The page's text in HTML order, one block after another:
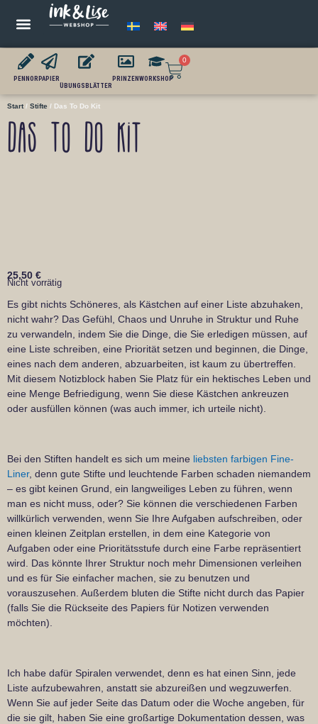
PENNOR PAPIER
ÜBUNGSBLÄTTER
PRINZEN WORKSHOP
0
Start/ Stifte / Das To Do Kit
Das To Do Kit
25,50 €
Nicht vorrätig
Es gibt nichts Schöneres, als Kästchen auf einer Liste abzuhaken,
nicht wahr? Das Gefühl, Chaos und Unruhe in Struktur und Ruhe
zu verwandeln, indem Sie die Dinge, die Sie erledigen müssen, auf
eine Liste schreiben, eine Priorität setzen und beginnen, die Dinge,
eines nach dem anderen, abzuarbeiten, ist kaum zu übertreffen.
Mit diesem Notizblock haben Sie Platz für ein hektisches Leben und
eine Menge Befriedigung, wenn Sie diese Kästchen ankreuzen
oder ausfüllen können (was auch immer, ich urteile nicht).
Bei den Stiften handelt es sich um meine liebsten farbigen Fine-
Liner, denn gute Stifte und leuchtende Farben schaden niemandem
– es gibt keinen Grund, ein langweiliges Leben zu führen, wenn
man es nicht muss, oder? Sie können die verschiedenen Farben
willkürlich verwenden, wenn Sie Ihre Aufgaben aufschreiben, oder
einen kleinen Zeitplan erstellen, in dem eine Kategorie von
Aufgaben oder eine Prioritätsstufe durch eine Farbe repräsentiert
wird. Das könnte Ihrer Struktur noch mehr Dimensionen verleihen
und es für Sie einfacher machen, sie zu benutzen und
vorauszusehen. Außerdem bluten die Stifte nicht durch das Papier
(falls Sie die Rückseite des Papiers für Notizen verwenden
möchten).
Ich habe dafür Spiralen verwendet, denn es hat einen Sinn, jede
Liste aufzubewahren, anstatt sie abzureißen und wegzuwerfen.
Wenn Sie auf jeder Seite das Datum oder die Woche angeben, für
die sie gilt, haben Sie eine großartige Dokumentation dessen, was